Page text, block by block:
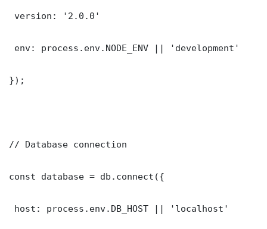
version: '2.0.0'
env: process.env.NODE_ENV || 'development'
});
// Database connection
const database = db.connect({
host: process.env.DB_HOST || 'localhost'